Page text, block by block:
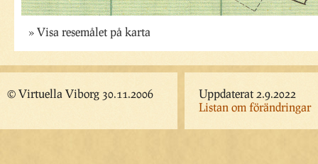
Visa resemålet på karta
© Virtuella Viborg 30.11.2006
Uppdaterat 2.9.2022
Listan om förändringar